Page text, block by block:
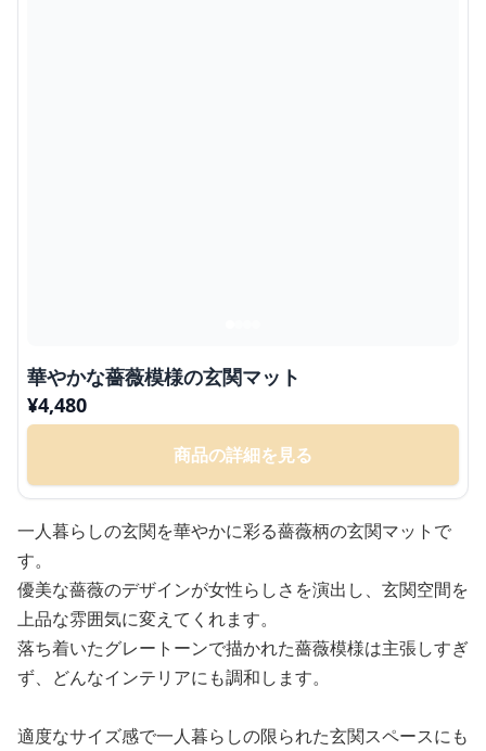
華やかな薔薇模様の玄関マット
¥4,480
商品の詳細を見る
一人暮らしの玄関を華やかに彩る薔薇柄の玄関マットで
す。
優美な薔薇のデザインが女性らしさを演出し、玄関空間を
上品な雰囲気に変えてくれます。
落ち着いたグレートーンで描かれた薔薇模様は主張しすぎ
ず、どんなインテリアにも調和します。
適度なサイズ感で一人暮らしの限られた玄関スペースにも